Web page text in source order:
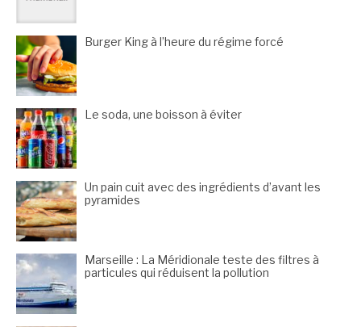
Burger King à l’heure du régime forcé
Le soda, une boisson à éviter
Un pain cuit avec des ingrédients d’avant les
pyramides
Marseille : La Méridionale teste des filtres à
particules qui réduisent la pollution